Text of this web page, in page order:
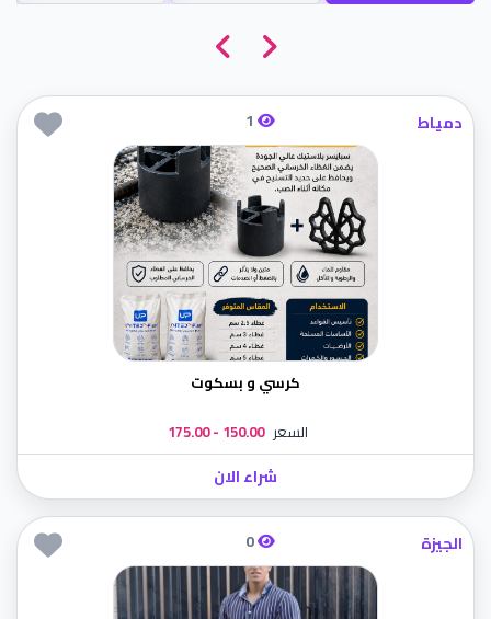
دمياط
كرسي و بسكوت
السعر 150.00 - 175.00
شراء الان
الجيزة